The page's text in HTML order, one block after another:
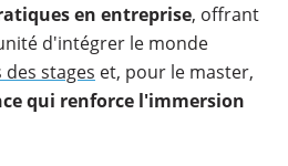
en entreprise, offrant
d'intégrer le monde
stages et, pour le master,
qui renforce l'immersion